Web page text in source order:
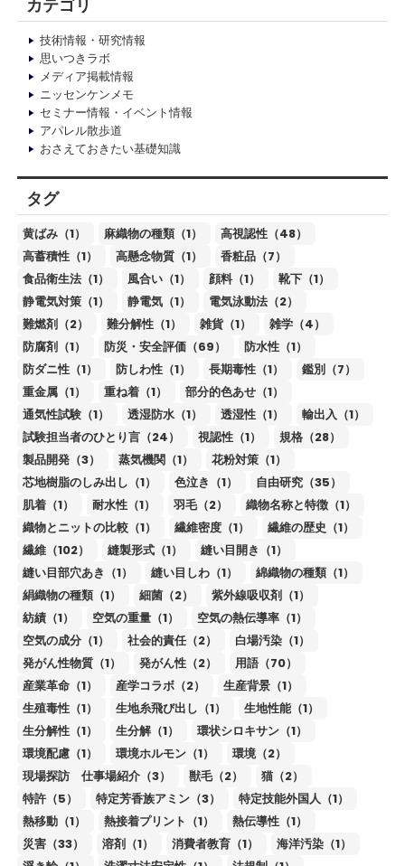
カテゴリ
技術情報・研究情報
思いつきラボ
メディア掲載情報
ニッセンケンメモ
セミナー情報・イベント情報
アパレル散歩道
おさえておきたい基礎知識
タグ
黄ばみ（1） 麻織物の種類（1）
高視認性（48）
高蓄積性（1）
高懸念物質（1）
香粧品（7）
食品衛生法（1）
風合い（1） 顔料（1）
靴下（1）
静電気対策（1）
静電気（1）
電気泳動法（2）
難燃剤（2）
難分解性（1） 雑貨（1）
雑学（4）
防腐剤（1）
防災・安全評価（69）
防水性（1）
防ダニ性（1）
防しわ性（1） 長期毒性（1）
鑑別（7）
重金属（1）
重ね着（1）
部分的色あせ（1）
通気性試験（1）
透湿防水（1） 透湿性（1）
輸出入（1）
試験担当者のひとり言（24）
視認性（1）
規格（28）
製品開発（3）
蒸気機関（1）
花粉対策（1）
芯地樹脂のしみ出し（1）
色泣き（1）
自由研究（35）
肌着（1）
耐水性（1） 羽毛（2）
織物名称と特徴（1）
織物とニットの比較（1）
繊維密度（1）
繊維の歴史（1）
繊維（102）
縫製形式（1）
縫い目開き（1）
縫い目部穴あき（1）
縫い目しわ（1）
綿織物の種類（1）
絹織物の種類（1）
細菌（2）
紫外線吸収剤（1）
紡績（1）
空気の重量（1）
空気の熱伝導率（1）
空気の成分（1）
社会的責任（2）
白場汚染（1）
発がん性物質（1）
発がん性（2）
用語（70）
産業革命（1）
産学コラボ（2）
生産背景（1）
生殖毒性（1）
生地糸飛び出し（1）
生地性能（1）
生分解性（1）
生分解（1）
環状シロキサン（1）
環境配慮（1）
環境ホルモン（1）
環境（2）
現場探訪 仕事場紹介（3）
獣毛（2）
猫（2）
特許（5）
特定芳香族アミン（3）
特定技能外国人（1）
熱移動（1）
熱接着プリント（1）
熱伝導性（1）
災害（33）
溶剤（1） 消費者教育（1）
海洋汚染（1）